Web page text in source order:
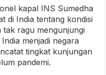
kapal INS Sumedha
di India tentang kondisi
tak ragu mengunjungi
menjadi negara
tingkat kunjungan
pandemi.